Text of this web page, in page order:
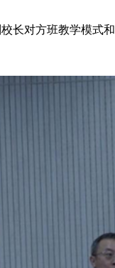
长对方班教学模式